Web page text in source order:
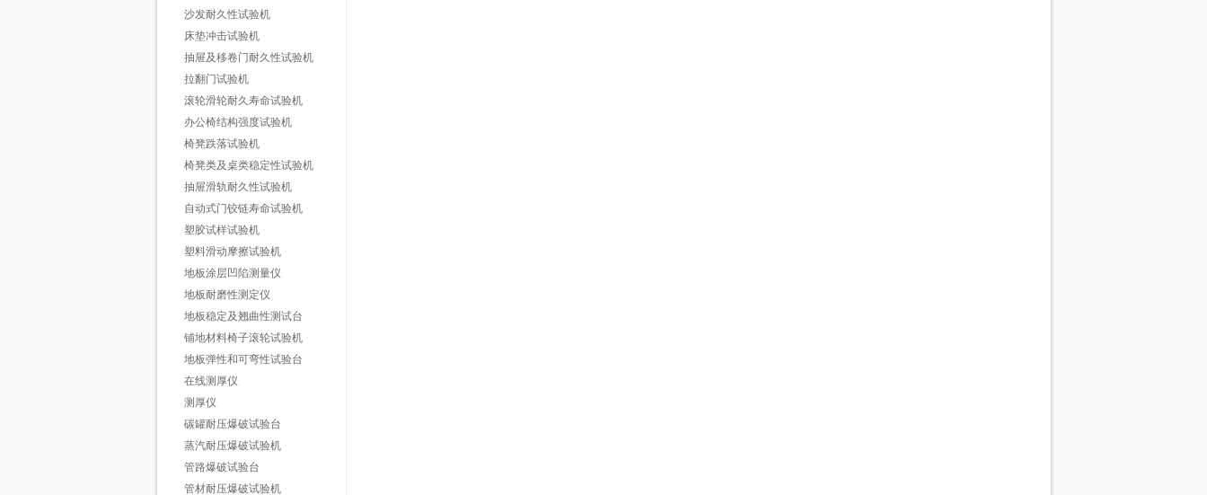
沙发耐久性试验机
床垫冲击试验机
抽屉及移卷门耐久性试验机
拉翻门试验机
滚轮滑轮耐久寿命试验机
办公椅结构强度试验机
椅凳跌落试验机
椅凳类及桌类稳定性试验机
抽屉滑轨耐久性试验机
自动式门铰链寿命试验机
塑胶试样试验机
塑料滑动摩擦试验机
地板涂层凹陷测量仪
地板耐磨性测定仪
地板稳定及翘曲性测试台
铺地材料椅子滚轮试验机
地板弹性和可弯性试验台
在线测厚仪
测厚仪
碳罐耐压爆破试验台
蒸汽耐压爆破试验机
管路爆破试验台
管材耐压爆破试验机